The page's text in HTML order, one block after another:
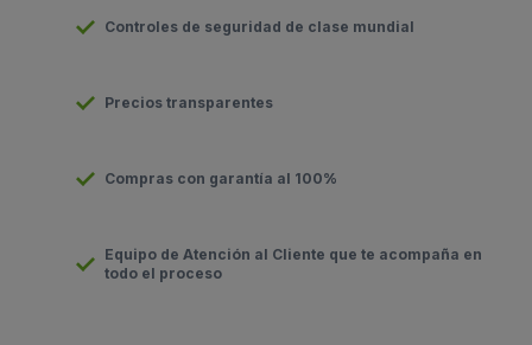
Controles de seguridad de clase mundial
Precios transparentes
Compras con garantía al 100%
Equipo de Atención al Cliente que te acompaña en
todo el proceso